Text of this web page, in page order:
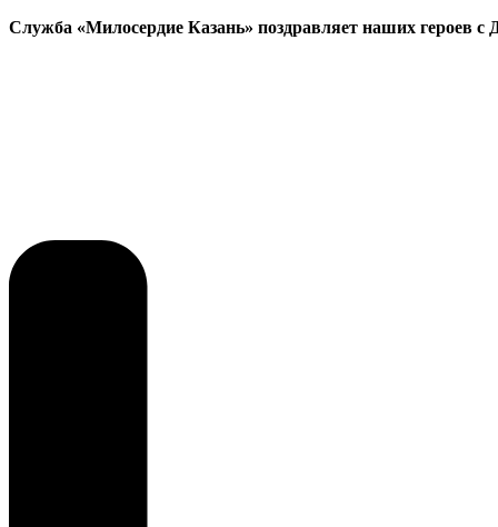
Служба «Милосердие Казань» поздравляет наших героев с